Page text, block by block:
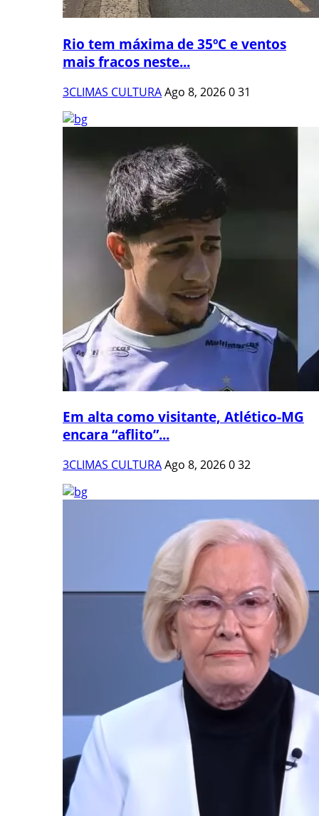
Rio tem máxima de 35ºC e ventos
mais fracos neste...
3CLIMAS CULTURAAgo 8, 2026031
Em alta como visitante, Atlético-MG
encara “aflito”...
3CLIMAS CULTURAAgo 8, 2026032